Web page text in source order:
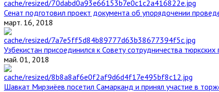
Сенат подготовил проект документа об упорядочении
март. 16, 2018
Узбекистан присоединился к Совету сотрудничества тюркских
май. 01, 2018
Шавкат Мирзиёев посетил Самарканд и принял участие в